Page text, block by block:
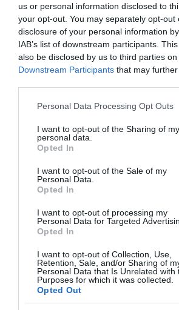
us or personal information disclosed to
your opt-out. You may separately opt-out
disclosure of your personal information
IAB’s list of downstream participants.
also be disclosed by us to third parties on
Downstream Participants that may
Please note that this website/app uses
not limited to your visit or usage
grant or deny consent to Google and its
use your data for below specified
consent section.
Personal Data Processing Opt Outs
I want to opt-out of the Sharing of my
personal data.
Opted In
I want to opt-out of the Sale of my
Personal Data.
Opted In
I want to opt-out of processing my
Personal Data for Targeted
Opted In
I want to opt-out of Collection, Use,
Retention, Sale, and/or Sharing of
Personal Data that Is Unrelated with
Purposes for which it was collected.
Opted Out
Γ.Βρεττάκος στο pagenews.gr: «Το
Συνταγματική Αναθεώρηση και
Μυρτώ Κοροβέση στο pagenews.gr: «Η
διαφάνεια, όχι άλλα σκάνδαλα» – Τι